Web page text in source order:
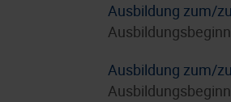
Ausbildung zum/
Ausbildung zum/